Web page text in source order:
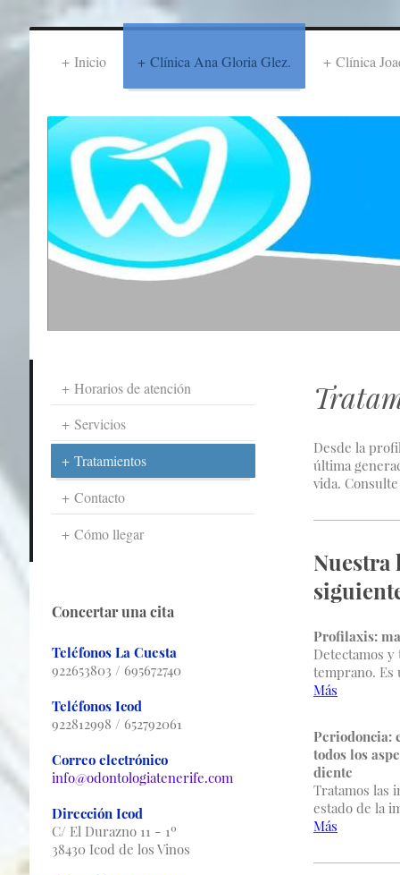
Inicio Clínica Ana Gloria Glez. Clínica
Desde la
última
vida.
Nuestra
Profilaxis:
Detectamos
temprano. Es
Más
Periodoncia:
todos los
diente
Tratamos las
estado de la
Más
Horarios de atención
Servicios
Tratamientos
Contacto
Cómo llegar
Concertar una cita
Teléfonos La Cuesta
922653803 / 695672740
Teléfonos Icod
922812998 / 652792061
Correo electrónico
info@odontologiatenerife.com
Dirección Icod
C/ El Durazno 11 - 1º
38430 Icod de los Vinos